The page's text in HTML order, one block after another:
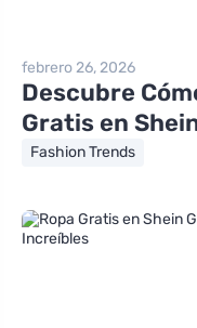
febrero 26, 2026
Descubre
Gratis en
Fashion Trends